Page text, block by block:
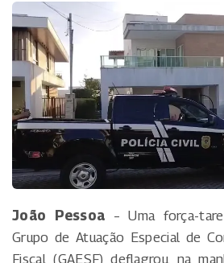
João Pessoa – Uma força-
Grupo de Atuação Especial de
Fiscal (GAESF) deflagrou, na